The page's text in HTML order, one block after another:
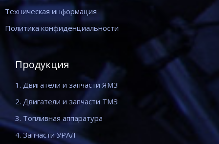
Техническая информация
Политика конфиденциальности
Продукция
1. Двигатели и запчасти ЯМЗ
2. Двигатели и запчасти ТМЗ
3. Топливная аппаратура
4. Запчасти УРАЛ